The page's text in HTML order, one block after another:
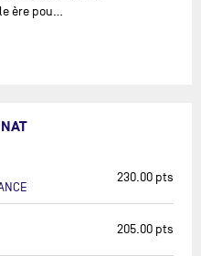
ère pou…
230.00 pts
205.00 pts